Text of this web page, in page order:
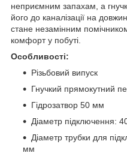
неприємним запахам, а
його до каналізації на
стане незамінним
комфорт у побуті.
Особливості:
Різьбовий випуск
Гнучкий прямокутний
Гідрозатвор 50 мм
Діаметр підключення:
Діаметр трубки для
мм